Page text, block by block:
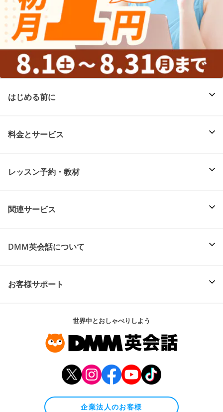
はじめる前に
料金とサービス
レッスン予約・教材
関連サービス
DMM英会話について
お客様サポート
世界中とおしゃべりしよう
企業法人のお客様